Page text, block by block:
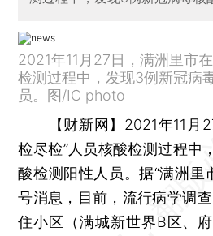
2021年11月27日，满洲里市
检测过程中，发现3例新冠病
员。图/IC photo
【财新网】 2021年11月
检尽检”人员核酸检测过程中
酸检测阳性人员。据“满洲里
号消息，目前，流行病学调
住小区（满城新世界B区、